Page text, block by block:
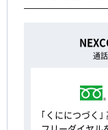
通
｢くににつづく｣